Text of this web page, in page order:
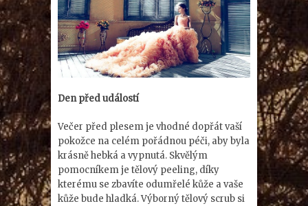
Den před událostí
Večer před plesem je vhodné dopřát vaší
pokožce na celém pořádnou péči, aby byla
krásně hebká a vypnutá. Skvělým
pomocníkem je tělový peeling, díky
kterému se zbavíte odumřelé kůže a vaše
kůže bude hladká. Výborný tělový scrub si